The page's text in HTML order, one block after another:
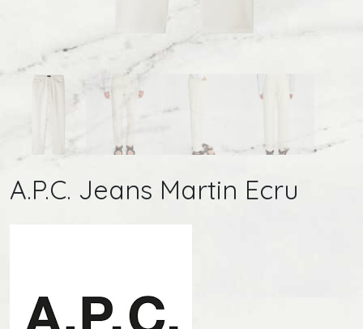
A.P.C. Jeans Martin Ecru